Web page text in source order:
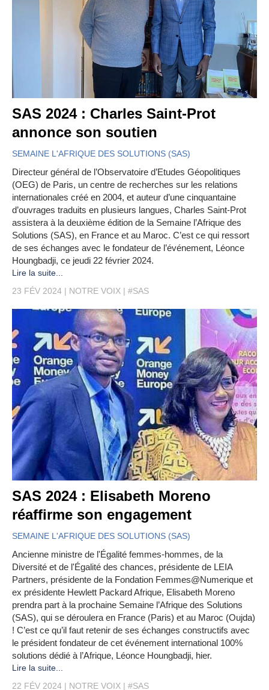
SAS 2024 : Charles Saint-Prot
annonce son soutien
SEMAINE L'AFRIQUE DES SOLUTIONS (SAS)
Directeur général de l’Observatoire d’Etudes Géopolitiques
(OEG) de Paris, un centre de recherches sur les relations
internationales créé en 2004, et auteur d’une cinquantaine
d’ouvrages traduits en plusieurs langues, Charles Saint-Prot
assistera à la deuxième édition de la Semaine l’Afrique des
Solutions (SAS), en France et au Maroc. C’est ce qui ressort
de ses échanges avec le fondateur de l’événement, Léonce
Houngbadji, ce jeudi 22 février 2024.
Lire la suite...
23 FÉV 2024
NOTRE VOIX #SAS
SAS 2024 : Elisabeth Moreno
réaffirme son engagement
SEMAINE L'AFRIQUE DES SOLUTIONS (SAS)
Ancienne ministre de l'Égalité femmes-hommes, de la
Diversité et de l'Égalité des chances, présidente de LEIA
Partners, présidente de la Fondation Femmes@Numerique et
ex présidente Hewlett Packard Afrique, Elisabeth Moreno
prendra part à la prochaine Semaine l’Afrique des Solutions
(SAS), qui se déroulera en France (Paris) et au Maroc (Oujda)
! C’est ce qu’il faut retenir de ses échanges constructifs avec
le président fondateur de cet événement international 100%
solutions dédié à l’Afrique, Léonce Houngbadji, hier.
Lire la suite...
22 FÉV 2024
NOTRE VOIX #SAS